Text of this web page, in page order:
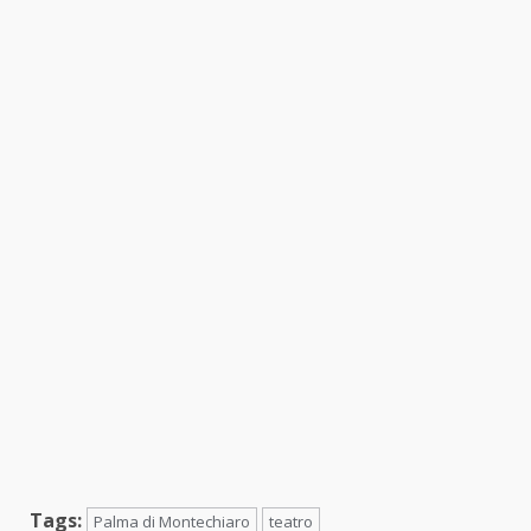
Tags: Palma di Montechiaro teatro